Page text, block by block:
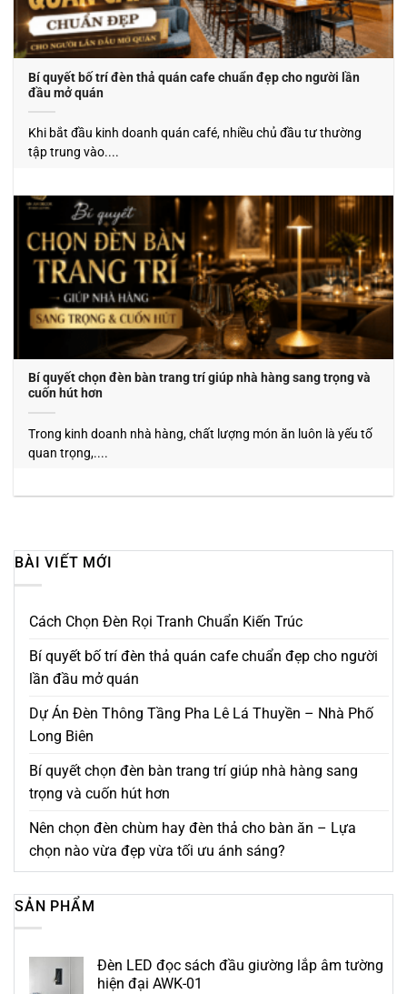
Bí quyết bố trí đèn thả quán cafe chuẩn đẹp cho người lần
đầu mở quán
Khi bắt đầu kinh doanh quán café, nhiều chủ đầu tư thường
tập trung vào....
Bí quyết chọn đèn bàn trang trí giúp nhà hàng sang trọng và
cuốn hút hơn
Trong kinh doanh nhà hàng, chất lượng món ăn luôn là yếu tố
quan trọng,....
BÀI VIẾT MỚI
Cách Chọn Đèn Rọi Tranh Chuẩn Kiến Trúc
Bí quyết bố trí đèn thả quán cafe chuẩn đẹp cho người
lần đầu mở quán
Dự Án Đèn Thông Tầng Pha Lê Lá Thuyền – Nhà Phố
Long Biên
Bí quyết chọn đèn bàn trang trí giúp nhà hàng sang
trọng và cuốn hút hơn
Nên chọn đèn chùm hay đèn thả cho bàn ăn – Lựa
chọn nào vừa đẹp vừa tối ưu ánh sáng?
SẢN PHẨM
Đèn LED đọc sách đầu giường lắp âm tường
hiện đại AWK-01